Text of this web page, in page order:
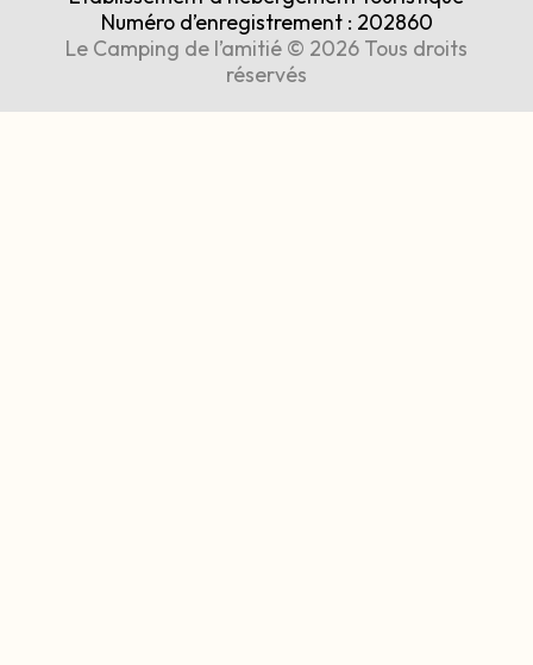
Le Camping de l’amitié © 2026 Tous droits
réservés
Numéro d’enregistrement : 202860